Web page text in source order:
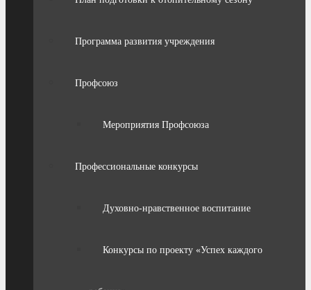
Программа развития учреждения
Профсоюз
Мероприятия Профсоюза
Профессиональные конкурсы
Духовно-нравственное воспитание
Конкурсы по проекту «Успех каждого